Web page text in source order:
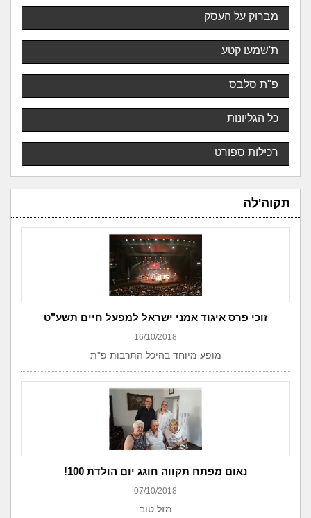
מברוק על העסק
ת'שמעו קטע
פ"ת סלבס
כל הגליונות
רכילות ספורט
תקוה'לה
זוכי פרס איגוד אמני ישראל למפעל חיים תשע"ט
16/10/2018
מופע מיוחד בהיכל התרבות פ"ת
נאום מפתח תקווה חוגג יום הולדת 100!
07/10/2018
מזל טוב